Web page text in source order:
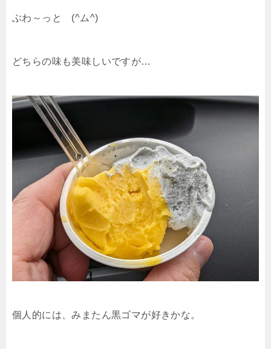
ぶわ～っと (^ム^)
どちらの味も美味しいですが…
個人的には、みまたん黒ゴマが好きかな。